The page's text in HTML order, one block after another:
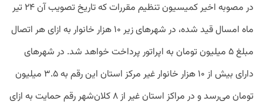
در مصوبه اخیر کمیسیون تنظیم مقررات که تاریخ تصویب آن ۲۴ تیر
ماه امسال قید شده، در شهرهای زیر ۱۰ هزار خانوار به ازای هر اتصال
مبلغ ۵ میلیون تومان به اپراتور پرداخت خواهد شد. در شهرهای
دارای بیش از ۱۰ هزار خانوار غیر مرکز استان این رقم به ۳.۵ میلیون
تومان می‌رسد و در مراکز استان غیر از ۸ کلان‌شهر رقم حمایت به ازای